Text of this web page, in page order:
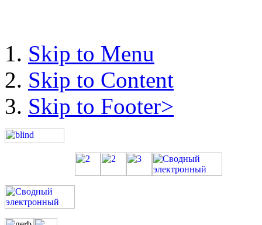
Skip to Menu
Skip to Content
Skip to Footer>